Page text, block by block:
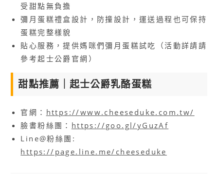
受甜點無負擔
彌月蛋糕禮盒設計，防撞設計，運送過程也可保持
蛋糕完整樣貌
貼心服務，提供媽咪們彌月蛋糕試吃（活動詳請請
參考起士公爵官網）
甜點推薦｜起士公爵乳酪蛋糕
官網： https://www.cheeseduke.com.tw/
臉書粉絲團： https://goo.gl/yGuzAf
Line@粉絲團:
https://page.line.me/cheeseduke